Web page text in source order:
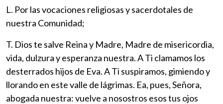
L. Por las vocaciones religiosas y sacerdotales de
nuestra Comunidad;
T. Dios te salve Reina y Madre, Madre de misericordia,
vida, dulzura y esperanza nuestra. A Ti clamamos los
desterrados hijos de Eva. A Ti suspiramos, gimiendo y
llorando en este valle de lágrimas. Ea, pues, Señora,
abogada nuestra: vuelve a nosostros esos tus ojos